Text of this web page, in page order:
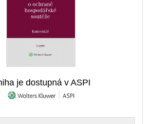
je dostupná v ASPI